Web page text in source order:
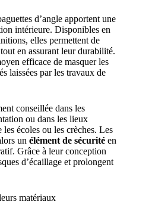
d’angle apportent une
intérieure. Disponibles en
elles permettent de
tout en assurant leur durabilité.
efficace de masquer les
laissées par les travaux de
conseillée dans les
ou dans les lieux
écoles ou les crèches. Les
un élément de sécurité en
Grâce à leur conception
d’écaillage et prolongent
matériaux